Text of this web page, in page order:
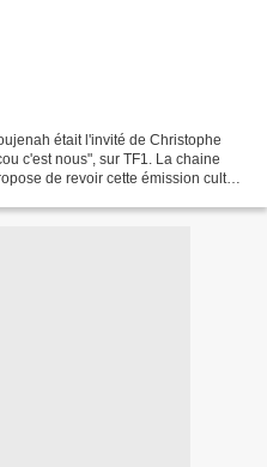
était l'invité de Christophe
c'est nous", sur TF1. La chaine
de revoir cette émission culte.